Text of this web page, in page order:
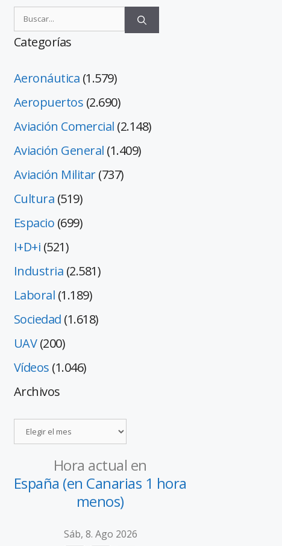
Categorías
Aeronáutica (1.579)
Aeropuertos (2.690)
Aviación Comercial (2.148)
Aviación General (1.409)
Aviación Militar(737)
Cultura (519)
Espacio (699)
I+D+i (521)
Industria (2.581)
Laboral (1.189)
Sociedad (1.618)
UAV(200)
Vídeos (1.046)
Archivos
Hora actual en
España (en Canarias 1 hora
menos)